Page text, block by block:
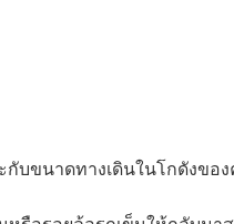
กับขนาดทางเดินในโกดังขอ